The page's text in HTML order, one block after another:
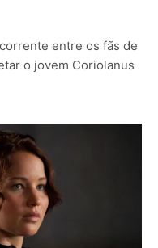
entre os fãs de
o jovem Coriolanus